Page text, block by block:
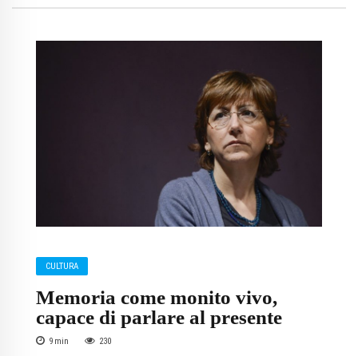
CULTURA
Memoria come monito vivo,
capace di parlare al presente
9 min 230